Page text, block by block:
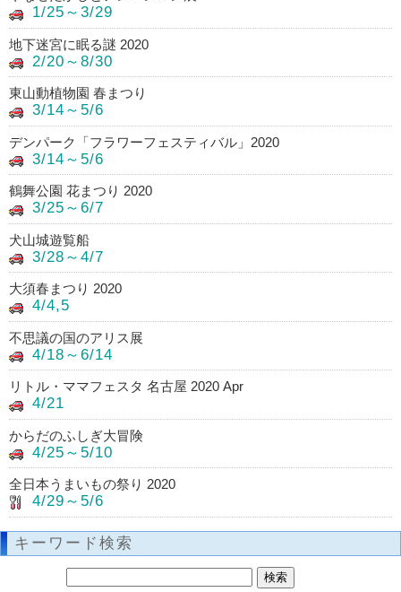
1/25～3/29
地下迷宮に眠る謎 2020
2/20～8/30
東山動植物園 春まつり
3/14～5/6
デンパーク「フラワーフェスティバル」2020
3/14～5/6
鶴舞公園 花まつり 2020
3/25～6/7
犬山城遊覧船
3/28～4/7
大須春まつり 2020
4/4,5
不思議の国のアリス展
4/18～6/14
リトル・ママフェスタ 名古屋 2020 Apr
4/21
からだのふしぎ大冒険
4/25～5/10
全日本うまいもの祭り 2020
4/29～5/6
キーワード検索